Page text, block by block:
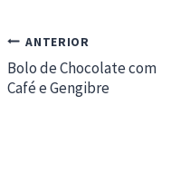
Navegação
de
artigos
ANTERIOR
Bolo de Chocolate com
Café e Gengibre